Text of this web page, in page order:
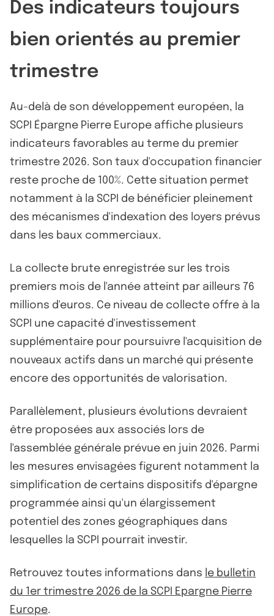
Des indicateurs toujours
bien orientés au premier
trimestre
Au-delà de son développement européen, la
SCPI Épargne Pierre Europe affiche plusieurs
indicateurs favorables au terme du premier
trimestre 2026. Son taux d'occupation financier
reste proche de 100%. Cette situation permet
notamment à la SCPI de bénéficier pleinement
des mécanismes d'indexation des loyers prévus
dans les baux commerciaux.
La collecte brute enregistrée sur les trois
premiers mois de l'année atteint par ailleurs 76
millions d'euros. Ce niveau de collecte offre à la
SCPI une capacité d'investissement
supplémentaire pour poursuivre l'acquisition de
nouveaux actifs dans un marché qui présente
encore des opportunités de valorisation.
Parallèlement, plusieurs évolutions devraient
être proposées aux associés lors de
l'assemblée générale prévue en juin 2026. Parmi
les mesures envisagées figurent notamment la
simplification de certains dispositifs d'épargne
programmée ainsi qu'un élargissement
potentiel des zones géographiques dans
lesquelles la SCPI pourrait investir.
Retrouvez toutes informations dans le bulletin
du 1er trimestre 2026 de la SCPI Epargne Pierre
Europe.